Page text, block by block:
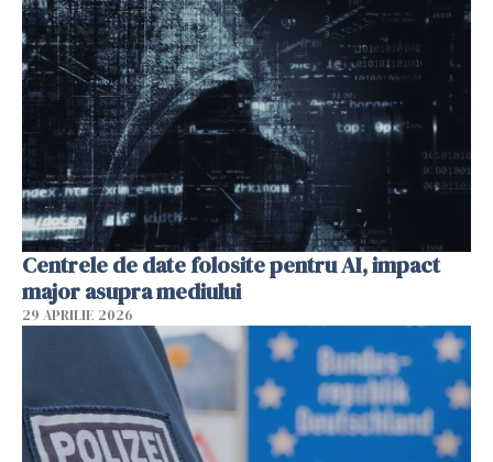
Centrele de date folosite pentru AI, impact
major asupra mediului
29 APRILIE 2026